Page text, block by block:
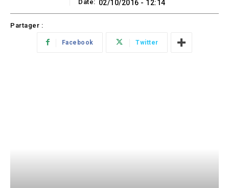
Date: 02/10/2016 - 12:14
Partager :
Facebook Twitter